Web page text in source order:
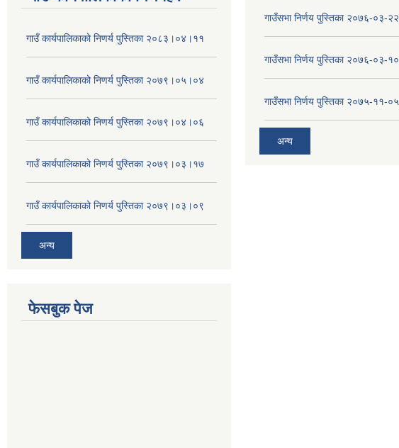
गाउँ कार्यपालिकाको निणर्य पुस्तिका २०८३।०४।११
गाउँ कार्यपालिकाको निणर्य पुस्तिका २०७९।०५।०४
गाउँ कार्यपालिकाको निणर्य पुस्तिका २०७९।०४।०६
गाउँ कार्यपालिकाको निणर्य पुस्तिका २०७९।०३।१७
गाउँ कार्यपालिकाको निणर्य पुस्तिका २०७९।०३।०९
अन्य
गाउँसभा निर्णय पुस्तिका २०७६-०३-२२
गाउँसभा निर्णय पुस्तिका २०७६-०३-१०
गाउँसभा निर्णय पुस्तिका २०७५-११-०५
अन्य
फेसबुक पेज